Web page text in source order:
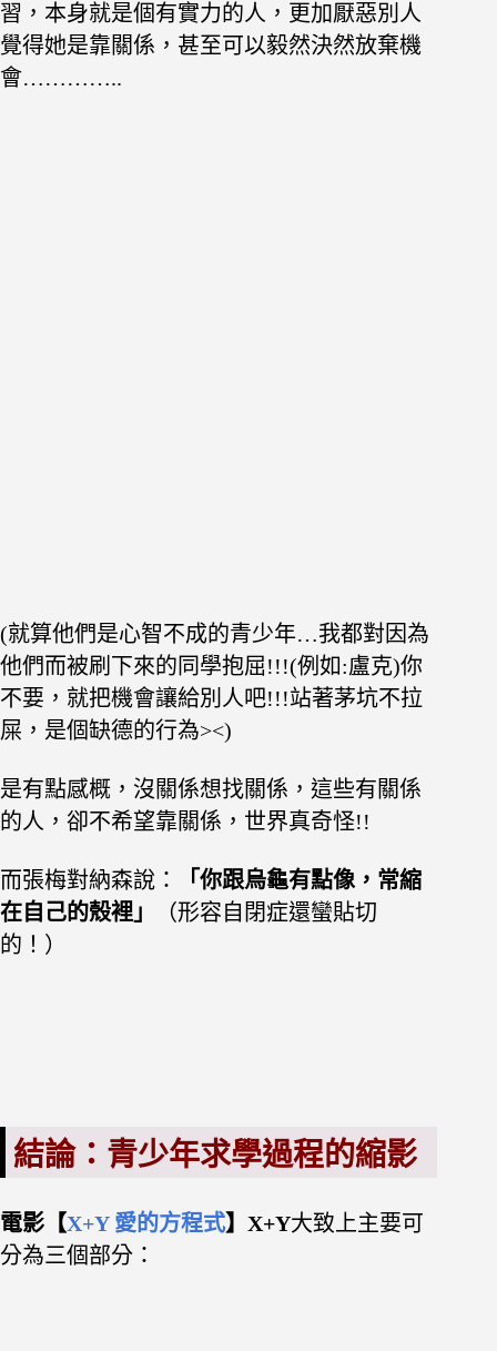
習，本身就是個有實力的人，更加厭惡別人
覺得她是靠關係，甚至可以毅然決然放棄機
會…………..
(就算他們是心智不成的青少年…我都對因為
他們而被刷下來的同學抱屈!!!(例如:盧克)你
不要，就把機會讓給別人吧!!!站著茅坑不拉
屎，是個缺德的行為><)
是有點感概，沒關係想找關係，這些有關係
的人，卻不希望靠關係，世界真奇怪!!
而張梅對納森說：
「你跟烏龜有點像，常縮
在自己的殼裡 」
（形容自閉症還蠻貼切
的！）
結論：青少年求學過程的縮影
電影【X+Y 愛的方程式】X+Y大致上主要可
分為三個部分：